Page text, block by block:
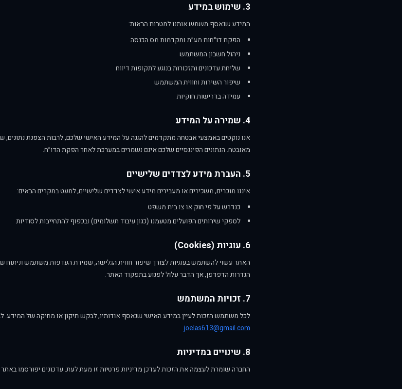
3. שימוש במידע
המידע שנאסף משמש אותנו למטרות הבאות:
הפקת דו״חות מע״מ ומקדמות מס הכנסה
ניהול חשבון המשתמש
שליחת עדכונים ותזכורות בנוגע לתקופות דיווח
שיפור השירות וחווית המשתמש
עמידה בדרישות חוקיות
4. שמירה על המידע
מאובטח. הנתונים הפיננסיים שלכם אינם נשמרים במערכת לאחר הפקת הדו״ח.
5. העברת מידע לצדדים שלישיים
איננו מוכרים, משכירים או מעבירים מידע אישי לצדדים שלישיים, למעט במקרים הבאים:
כנדרש על פי חוק או צו בית משפט
לספקי שירותים הפועלים מטעמנו (כגון עיבוד תשלומים) ובכפוף להתחייבות לסודיות
6. עוגיות (Cookies)
האתר עשוי להשתמש בעוגיות לצורך שיפור חווית הגלישה, שמירת העדפות משתמש וניתוח
הגדרות הדפדפן, אך הדבר עלול לפגוע בתפקוד האתר.
7. זכויות המשתמש
לכל משתמש הזכות לעיין במידע האישי שנאסף אודותיו, לבקש תיקון או מחיקה של המידע.
joelas613@gmail.com
.
8. שינויים במדיניות
החברה שומרת לעצמה את הזכות לעדכן מדיניות פרטיות זו מעת לעת. עדכונים יפורסמו